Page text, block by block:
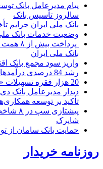
سالروز تأسیس بانک
بانک ملی ایران جرایم
وضعیت خدمات بانک ملی
بانک ملی ایران
واریز سود مجمع بانک
رشد 84 درصدی درآمدهای بانک اقتصادنوین
20 هزار فقره تسهیلات «آساوام» اقتصادنوین پرداخت شد
دیدار مدیرعامل بانک
تأکید بر توسعه
شاپرک
حمایت بانک سامان از
روزنامه خریدار